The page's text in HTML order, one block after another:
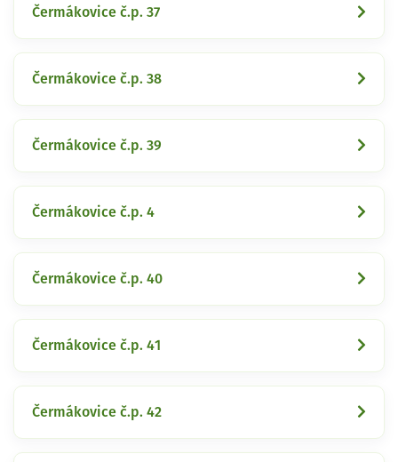
Čermákovice č.p. 37
Čermákovice č.p. 38
Čermákovice č.p. 39
Čermákovice č.p. 4
Čermákovice č.p. 40
Čermákovice č.p. 41
Čermákovice č.p. 42